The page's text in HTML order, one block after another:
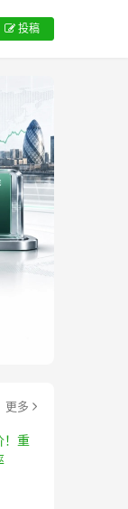
投稿
更多
！重